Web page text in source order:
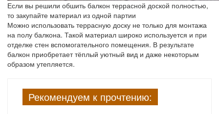
Если вы решили обшить балкон террасной доской полностью,
то закупайте материал из одной партии
Можно использовать террасную доску не только для монтажа
на полу балкона. Такой материал широко используется и при
отделке стен вспомогательного помещения. В результате
балкон приобретает тёплый уютный вид и даже некоторым
образом утепляется.
Рекомендуем к прочтению: